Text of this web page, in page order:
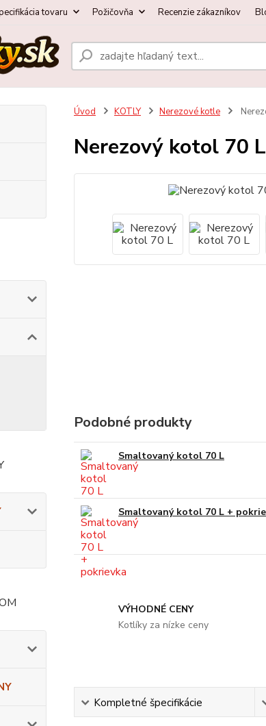
tovaru Požičovňa Recenzie zákazníkov
Úvod KOTLY Nerezové kotle
Nerezový kotol 70 L
Podobné produkty
Smaltovaný kotol 70 L
Smaltovaný kotol 70 L +
VÝHODNÉ CENY
Kotlíky za nízke ceny
Kompletné špecifikácie